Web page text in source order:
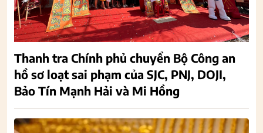
Thanh tra Chính phủ chuyển Bộ Công an
hồ sơ loạt sai phạm của SJC, PNJ, DOJI,
Bảo Tín Mạnh Hải và Mi Hồng